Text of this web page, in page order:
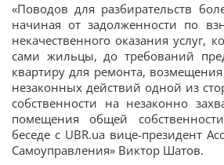
«Поводов для разбирательств
начиная от задолженности по
некачественного оказания услуг,
сами жильцы, до требований
квартиру для ремонта,
незаконных действий одной из
собственности на незаконно
помещения общей
беседе с UBR.ua вице-президент
Самоуправления» Виктор Шатов.